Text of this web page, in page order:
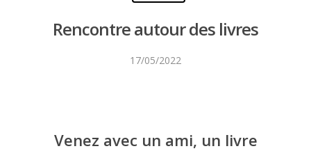
Rencontre autour des livres
17/05/2022
Venez avec un ami, un livre